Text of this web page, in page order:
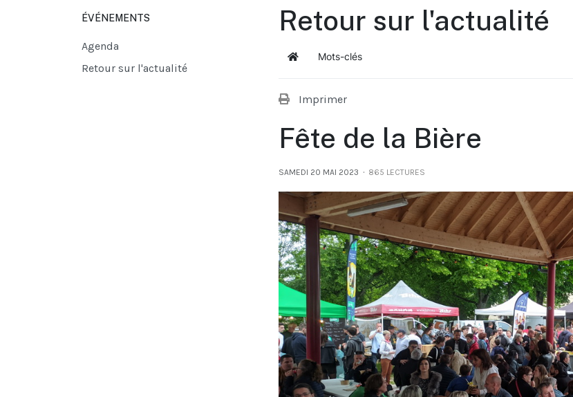
Retour sur l'actualité
AccueilMots-clés
Imprimer
Fête de la Bière
SAMEDI 20 MAI 2023 865 LECTURES
ÉVÉNEMENTS
Agenda
Retour sur l'actualité